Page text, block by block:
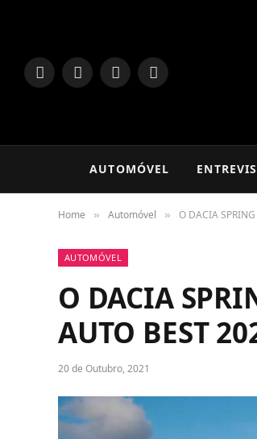
LinkedInFacebookInstagram
TikTok
AUTOMÓVEL
Home » Automóvel » O DACIA
AUTOMÓVEL
O DACIA
AUTO BEST
20 de Outubro, 2021